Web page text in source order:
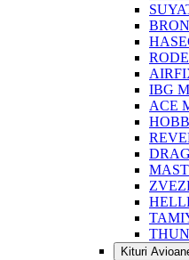
IBG
ACE
Kituri